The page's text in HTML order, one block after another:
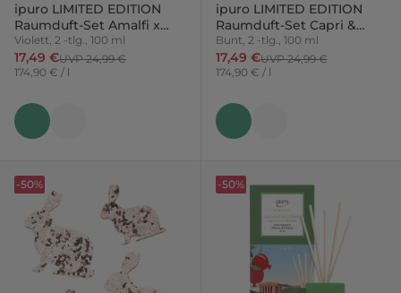
ipuro LIMITED EDITION
Raumduft-Set Amalfi x
Mexico
Violett, 2 -tlg., 100 ml
17,49 €UVP 24,99 €
174,90 € / l
ipuro LIMITED EDITION
Raumduft-Set Capri &
Santorini
Bunt, 2 -tlg., 100 ml
17,49 €UVP 24,99 €
174,90 € / l
-50% -50%